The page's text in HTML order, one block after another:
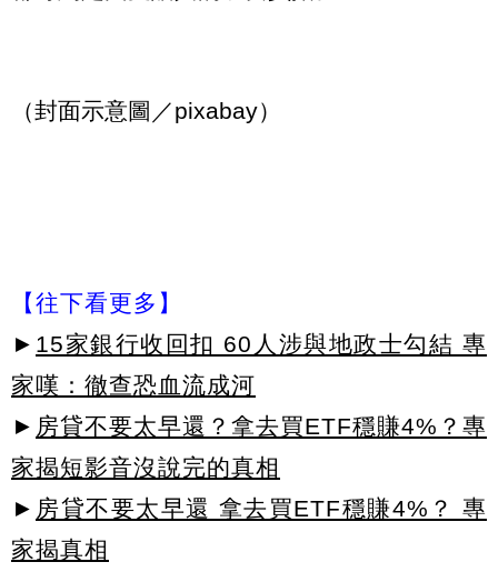
（封面示意圖／pixabay）
【往下看更多】
► 15家銀行收回扣 60人涉與地政士勾結 專
家嘆：徹查恐血流成河
► 房貸不要太早還？拿去買ETF穩賺4%？專
家揭短影音沒說完的真相
► 房貸不要太早還 拿去買ETF穩賺4%？ 專
家揭真相